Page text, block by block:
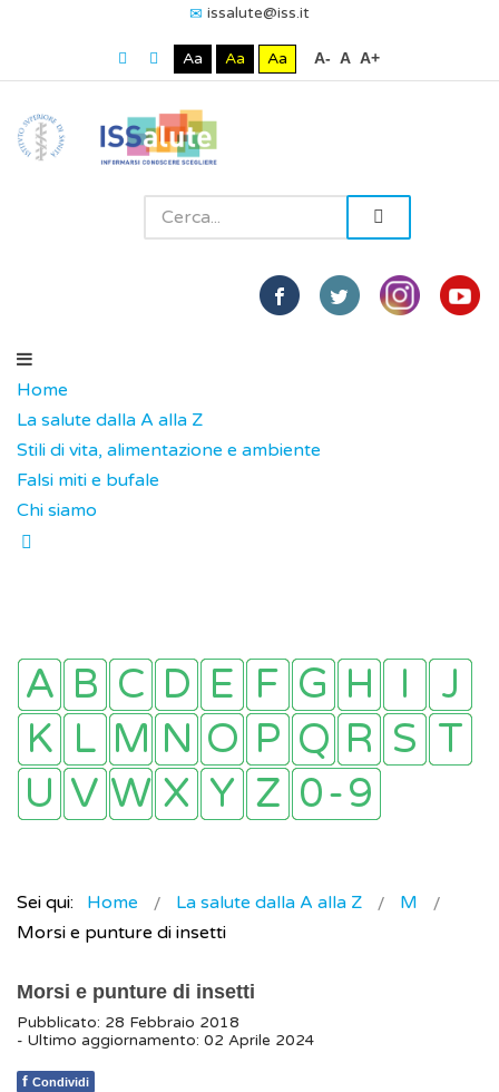
issalute@iss.it
Aa Aa Aa A- A A+
Home
La salute dalla A alla Z
Stili di vita, alimentazione e ambiente
Falsi miti e bufale
Chi siamo
Sei qui: Home La salute dalla A alla Z
M
Morsi e punture di insetti
Morsi e punture di insetti
Pubblicato: 28 Febbraio 2018
- Ultimo aggiornamento: 02 Aprile 2024
f Condividi